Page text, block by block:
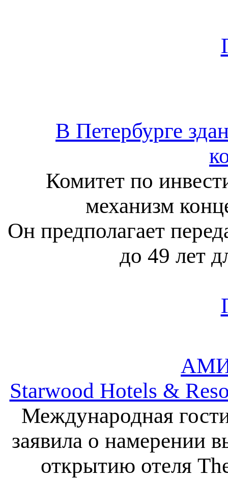
В Петербурге
Комитет по
механизм
Он предполагает
до 49 лет
АМИ
Starwood Hotels &
Международная
заявила о намерении
открытию отеля